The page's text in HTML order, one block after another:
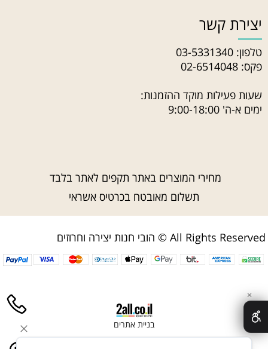
יצירת קשר
טלפון: 03-5331340
פקס: 02-6514048
שעות פעילות מוקד ההזמנות:
ימים א-ה' 9:00-18:00
מחירי המוצרים באתר תקפים לאתר בלבד
תשלום מאובטח בכרטיס אשראי
הובי חנות יצירה וחרוזים © All Rights Reserved
בניית אתרים
✕